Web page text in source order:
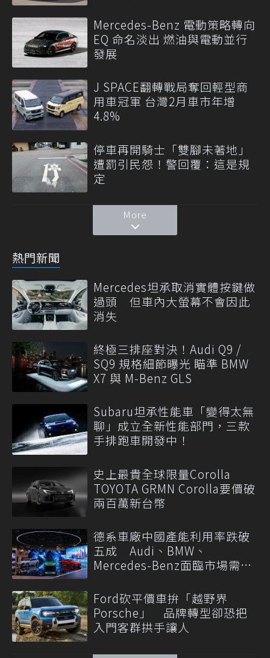
Mercedes-Benz 電動策略轉向
EQ 命名淡出 燃油與電動並行
發展
J SPACE翻轉戰局奪回輕型商
用車冠軍 台灣2月車市年增
4.8%
停車再開騎士「雙腳未著地」
遭罰引民怨！警回覆：這是規
定
More
熱門新聞
Mercedes坦承取消實體按鍵做
過頭 但車內大螢幕不會因此
消失
終極三排座對決！Audi Q9 /
SQ9 規格細節曝光 瞄準 BMW
X7 與 M-Benz GLS
Subaru坦承性能車「變得太無
聊」成立全新性能部門，三款
手排跑車開發中！
史上最貴全球限量Corolla
TOYOTA GRMN Corolla要價破
兩百萬新台幣
德系車廠中國產能利用率跌破
五成 Audi、BMW、
Mercedes-Benz面臨市場需求
Ford砍平價車拚「越野界
Porsche」 品牌轉型卻恐把
入門客群拱手讓人